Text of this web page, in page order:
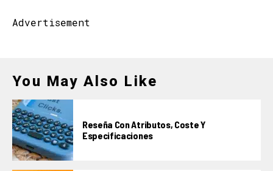
Advertisement
You May Also Like
Reseña Con Atributos, Coste Y
Especificaciones